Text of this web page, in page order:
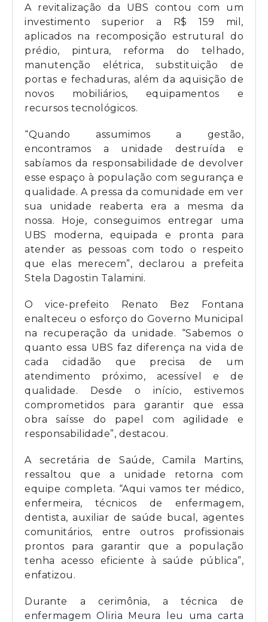
A revitalização da UBS contou com um
investimento superior a R$ 159 mil,
aplicados na recomposição estrutural do
prédio, pintura, reforma do telhado,
manutenção elétrica, substituição de
portas e fechaduras, além da aquisição de
novos mobiliários, equipamentos e
recursos tecnológicos.
“Quando assumimos a gestão,
encontramos a unidade destruída e
sabíamos da responsabilidade de devolver
esse espaço à população com segurança e
qualidade. A pressa da comunidade em ver
sua unidade reaberta era a mesma da
nossa. Hoje, conseguimos entregar uma
UBS moderna, equipada e pronta para
atender as pessoas com todo o respeito
que elas merecem”, declarou a prefeita
Stela Dagostin Talamini.
O vice-prefeito Renato Bez Fontana
enalteceu o esforço do Governo Municipal
na recuperação da unidade. “Sabemos o
quanto essa UBS faz diferença na vida de
cada cidadão que precisa de um
atendimento próximo, acessível e de
qualidade. Desde o início, estivemos
comprometidos para garantir que essa
obra saísse do papel com agilidade e
responsabilidade”, destacou.
A secretária de Saúde, Camila Martins,
ressaltou que a unidade retorna com
equipe completa. “Aqui vamos ter médico,
enfermeira, técnicos de enfermagem,
dentista, auxiliar de saúde bucal, agentes
comunitários, entre outros profissionais
prontos para garantir que a população
tenha acesso eficiente à saúde pública”,
enfatizou.
Durante a cerimônia, a técnica de
enfermagem Oliria Meura leu uma carta